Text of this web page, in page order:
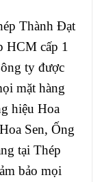
Thành Đạt
HCM cấp 1
ty được
mặt hàng
hiệu Hoa
Sen, Ống
tại Thép
bảo mọi